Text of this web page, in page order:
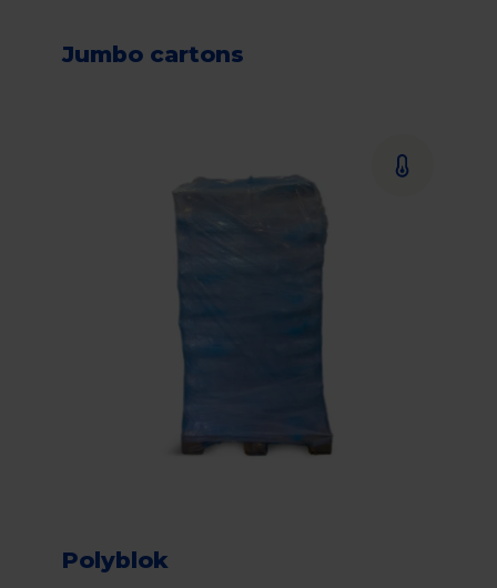
Jumbo cartons
Polyblok